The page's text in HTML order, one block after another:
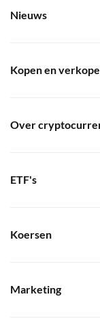
Nieuws
Kopen en
Over
ETF's
Koersen
Marketing